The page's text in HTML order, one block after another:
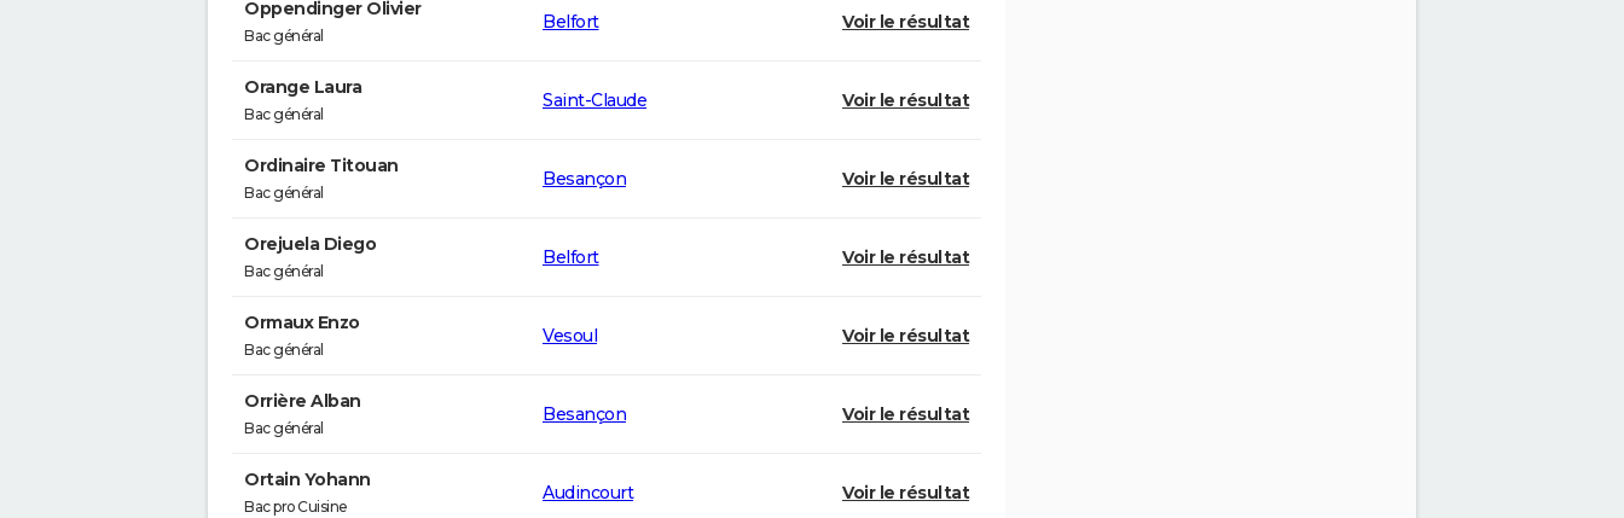
Oppendinger Olivier
Bac général
Belfort Voir le résultat
Orange Laura
Bac général
Saint-Claude Voir le résultat
Ordinaire Titouan
Bac général
Besançon Voir le résultat
Orejuela Diego
Bac général
Belfort Voir le résultat
Ormaux Enzo
Bac général
Vesoul Voir le résultat
Orrière Alban
Bac général
Besançon Voir le résultat
Ortain Yohann
Bac pro Cuisine
Audincourt Voir le résultat